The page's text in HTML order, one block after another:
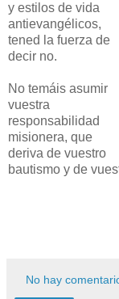
y estilos de vida
antievangélicos,
tened la fuerza de
decir no.
No temáis asumir
vuestra
responsabilidad
misionera, que
deriva de vuestro
bautismo y de
No hay